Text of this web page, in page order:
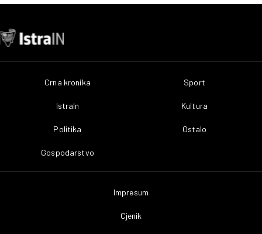
Crna kronika
IstraIn
Politika
Gospodarstvo
Sport
Kultura
Ostalo
Impresum
Cjenik